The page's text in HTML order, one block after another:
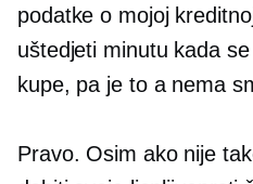
podatke o mojoj
uštedjeti minutu kada
kupe, pa je to a nema
Pravo. Osim ako nije